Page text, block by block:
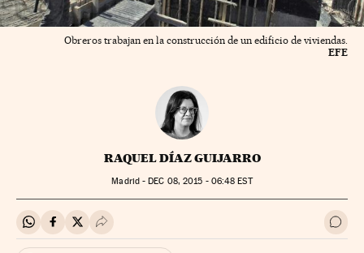
Obreros trabajan en la construcción de un edificio de viviendas.
EFE
RAQUEL DÍAZ GUIJARRO
Madrid -DEC 08, 2015 - 06:48 EST
Compartir en Whatsapp
Compartir en Facebook
Compartir en Twitter
Desplegar Redes Sociales Ir a